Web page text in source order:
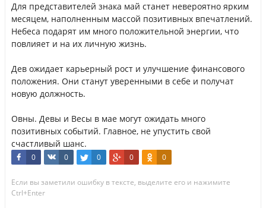
Для представителей знака май станет невероятно ярким
месяцем, наполненным массой позитивных впечатлений.
Небеса подарят им много положительной энергии, что
повлияет и на их личную жизнь.
Дев ожидает карьерный рост и улучшение финансового
положения. Они станут уверенными в себе и получат
новую должность.
Овны. Девы и Весы в мае могут ожидать много
позитивных событий. Главное, не упустить свой
счастливый шанс.
0 0 0 0 0
Если вы заметили ошибку в тексте, выделите его и нажимите
Ctrl+Enter